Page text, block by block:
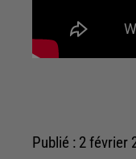
Publié : 2 février